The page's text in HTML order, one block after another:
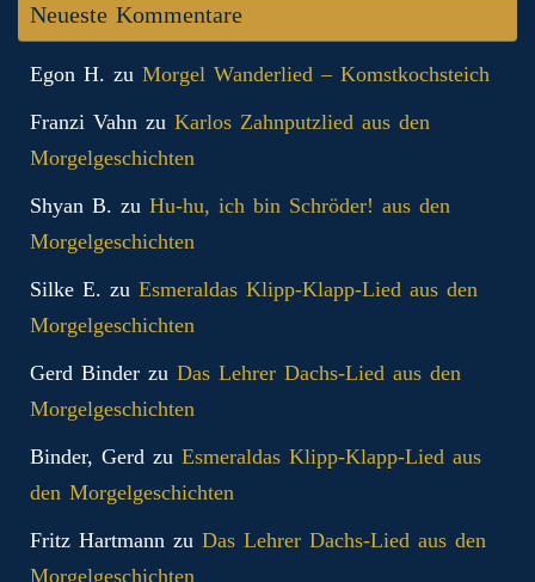
Neueste Kommentare
Egon H. zu Morgel Wanderlied – Komstkochsteich
Franzi Vahn zu Karlos Zahnputzlied aus den
Morgelgeschichten
Shyan B. zu Hu-hu, ich bin Schröder! aus den
Morgelgeschichten
Silke E. zu Esmeraldas Klipp‑Klapp‑Lied aus den
Morgelgeschichten
Gerd Binder zu Das Lehrer Dachs-Lied aus den
Morgelgeschichten
Binder, Gerd zu Esmeraldas Klipp‑Klapp‑Lied aus
den Morgelgeschichten
Fritz Hartmann zu Das Lehrer Dachs-Lied aus den
Morgelgeschichten